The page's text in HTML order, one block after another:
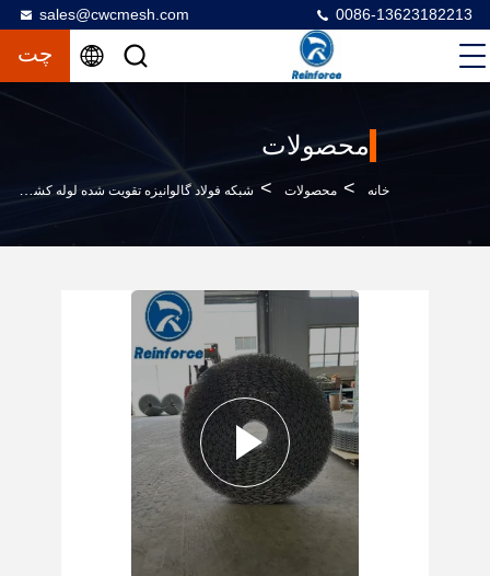
sales@cwcmesh.com 0086-13623182213
چت
محصولات
خانه > محصولات > شبکه فولاد گالوانیزه تقویت شده لوله کشی